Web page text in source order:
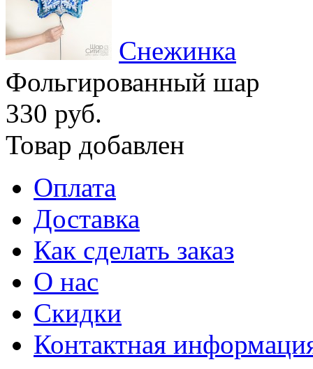
Снежинка
Фольгированный шар
330 руб.
Товар добавлен
Оплата
Доставка
Как сделать заказ
О нас
Скидки
Контактная